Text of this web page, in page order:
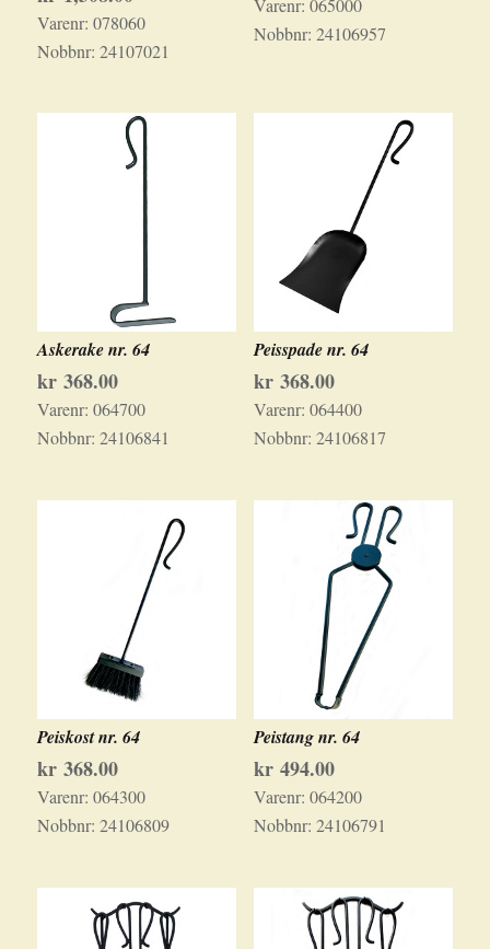
Varenr: 078060
Nobbnr: 24107021
Nobbnr: 24106957
Askerake nr. 64
kr368.00
Varenr: 064700
Nobbnr: 24106841
Peisspade nr. 64
kr368.00
Varenr: 064400
Nobbnr: 24106817
Peiskost nr. 64
kr368.00
Varenr: 064300
Nobbnr: 24106809
Peistang nr. 64
kr494.00
Varenr: 064200
Nobbnr: 24106791